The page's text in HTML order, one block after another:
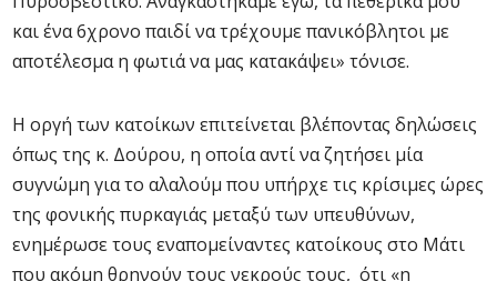
και ένα 6χρονο παιδί να τρέχουμε πανικόβλητοι με
αποτέλεσμα η φωτιά να μας κατακάψει» τόνισε.
Η οργή των κατοίκων επιτείνεται βλέποντας δηλώσεις
όπως της κ. Δούρου, η οποία αντί να ζητήσει μία
συγνώμη για το αλαλούμ που υπήρχε τις κρίσιμες ώρες
της φονικής πυρκαγιάς μεταξύ των υπευθύνων,
ενημέρωσε τους εναπομείναντες κατοίκους στο Μάτι
που ακόμη θρηνούν τους νεκρούς τους, ότι «η